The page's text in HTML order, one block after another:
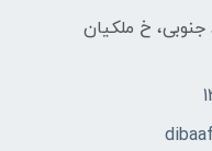
خ ملکیان